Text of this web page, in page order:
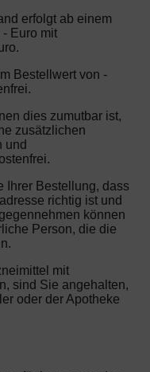
erfolgt ab einem
Euro mit
Bestellwert von -
dies zumutbar ist,
zusätzlichen
und
Ihrer Bestellung, dass
richtig ist und
können
Person, die die
mit
sind Sie angehalten,
oder der Apotheke